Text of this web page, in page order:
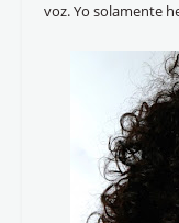
voz. Yo solamente